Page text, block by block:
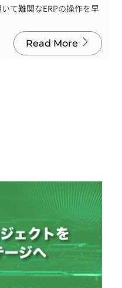
て難関なERPの操作を早
Read More